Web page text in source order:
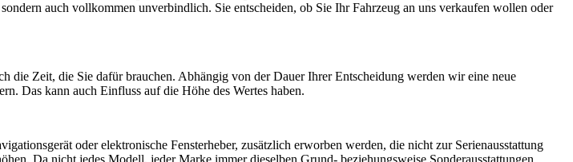
auch vollkommen unverbindlich. Sie entscheiden, ob Sie Ihr Fahrzeug an uns verkaufen wollen oder
die Zeit, die Sie dafür brauchen. Abhängig von der Dauer Ihrer Entscheidung werden wir eine neue
Das kann auch Einfluss auf die Höhe des Wertes haben.
oder elektronische Fensterheber, zusätzlich erworben werden, die nicht zur Serienausstattung